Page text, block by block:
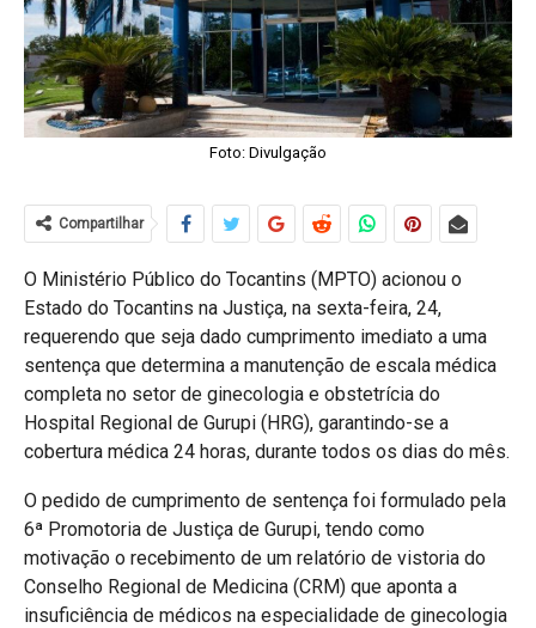
Foto: Divulgação
Compartilhar
O Ministério Público do Tocantins (MPTO) acionou o
Estado do Tocantins na Justiça, na sexta-feira, 24,
requerendo que seja dado cumprimento imediato a uma
sentença que determina a manutenção de escala médica
completa no setor de ginecologia e obstetrícia do
Hospital Regional de Gurupi (HRG), garantindo-se a
cobertura médica 24 horas, durante todos os dias do mês.
O pedido de cumprimento de sentença foi formulado pela
6ª Promotoria de Justiça de Gurupi, tendo como
motivação o recebimento de um relatório de vistoria do
Conselho Regional de Medicina (CRM) que aponta a
insuficiência de médicos na especialidade de ginecologia